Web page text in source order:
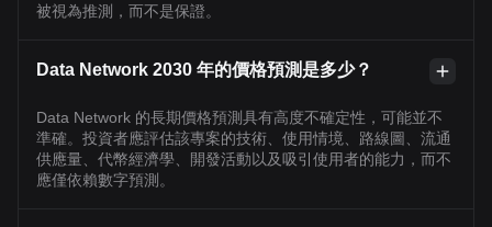
被視為推測，而不是保證。
Data Network 2030 年的價格預測是多少？
Data Network 的長期價格預測具有高度不確定性，可能並不
準確。投資者應評估該專案的技術、使用情境、路線圖、流通
供應量、代幣經濟學、開發活動以及吸引使用者的能力，而不
應僅依賴數字預測。